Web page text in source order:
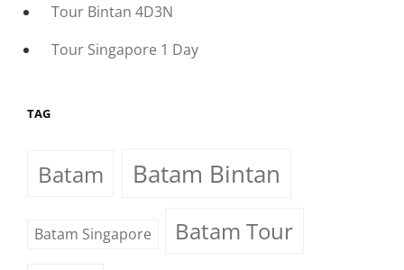
Tour Bintan 4D3N
Tour Singapore 1 Day
TAG
Batam Batam Bintan
Batam Singapore Batam Tour